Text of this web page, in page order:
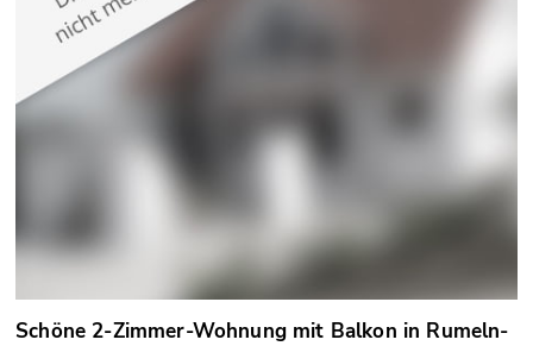
Schöne 2-Zimmer-Wohnung mit Balkon in Rumeln-